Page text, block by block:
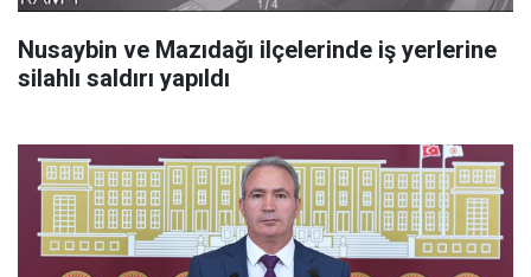
Nusaybin ve Mazıdağı ilçelerinde iş yerlerine
silahlı saldırı yapıldı